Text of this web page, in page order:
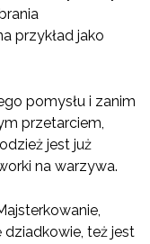
przykład jako
pomysłu i zanim
przetarciem,
jest już
na warzywa.
też jest